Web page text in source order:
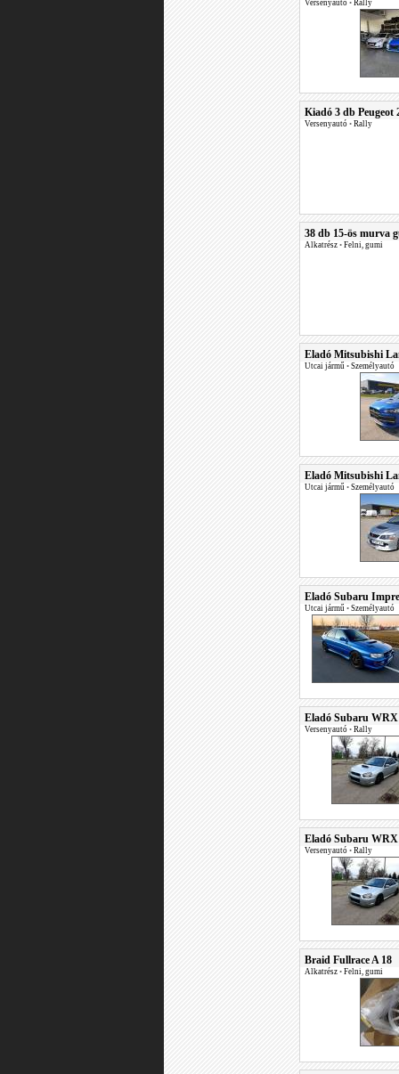
Versenyautó • Rally
Kiadó 3 db Peugeot
Versenyautó • Rally
38 db 15-ös murva
Alkatrész • Felni, gumi
Eladó Mitsubishi
Utcai jármű • Személyautó
Eladó Mitsubishi
Utcai jármű • Személyautó
Eladó Subaru
Utcai jármű • Személyautó
Eladó Subaru WRX
Versenyautó • Rally
Eladó Subaru
Versenyautó • Rally
Braid Fullrace A 18
Alkatrész • Felni, gumi